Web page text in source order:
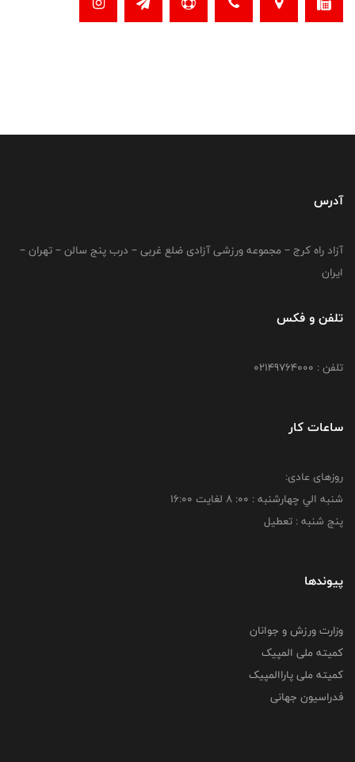
آدرس
آزاد راه کرج – مجموعه ورزشی آزادی ضلع غربی – درب پنج سالن – تهران –
ایران
تلفن و فکس
تلفن : 02149764000
ساعات کار
روزهای عادی:
شنبه الي چهارشنبه : 00: 8 لغايت 16:00
پنج شنبه : تعطیل
پیوندها
وزارت ورزش و جوانان
کمیته ملی المپیک
کمیته ملی پاراالمپیک
فدراسیون جهانی